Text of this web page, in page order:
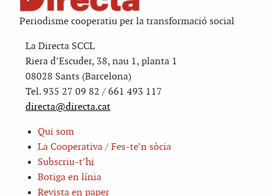
Periodisme cooperatiu per la transformació social
La Directa SCCL
Riera d’Escuder, 38, nau 1, planta 1
08028 Sants (Barcelona)
Tel. 935 27 09 82 / 661 493 117
directa@directa.cat
Qui som
La Cooperativa / Fes-te’n sòcia
Subscriu-t’hi
Botiga en línia
Revista en paper